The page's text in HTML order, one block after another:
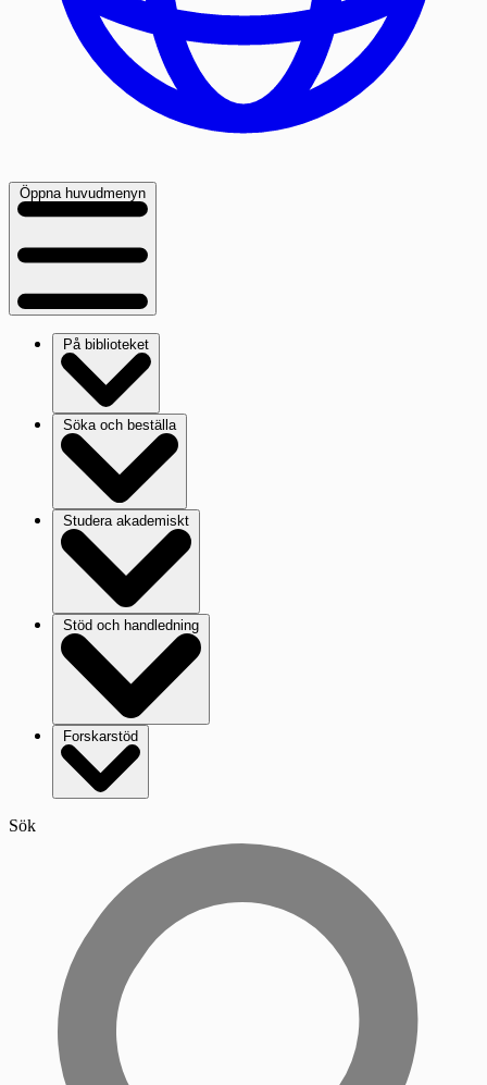
Öppna huvudmenyn
På biblioteket
Söka och beställa
Studera akademiskt
Stöd och handledning
Forskarstöd
Sök